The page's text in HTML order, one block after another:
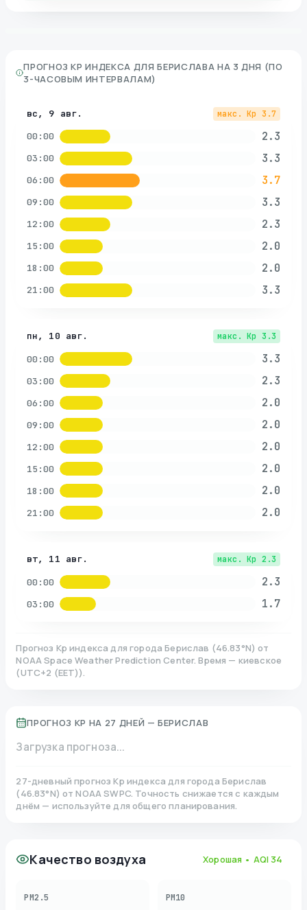
ПРОГНОЗ KP ИНДЕКСА ДЛЯ БЕРИСЛАВА НА 3 ДНЯ (ПО
3-ЧАСОВЫМ ИНТЕРВАЛАМ)
вс, 9 авг. макс. Kp 3.7
00:00 2.3
03:00 3.3
06:00 3.7
09:00 3.3
12:00 2.3
15:00 2.0
18:00 2.0
21:00 3.3
пн, 10 авг. макс. Kp 3.3
00:00 3.3
03:00 2.3
06:00 2.0
09:00 2.0
12:00 2.0
15:00 2.0
18:00 2.0
21:00 2.0
вт, 11 авг. макс. Kp 2.3
00:00 2.3
03:00 1.7
Прогноз Kp индекса для города Берислав (46.83°N)от
NOAA Space Weather Prediction Center. Время — киевское
(UTC+2 (EET)).
ПРОГНОЗ KP НА 27 ДНЕЙ — БЕРИСЛАВ
Загрузка прогноза...
27-дневный прогноз Kp индекса для города Берислав
(46.83°N)от NOAA SWPC. Точность снижается с каждым
днём — используйте для общего планирования.
Качество воздуха Хорошая • AQI 34
PM2.5 PM10